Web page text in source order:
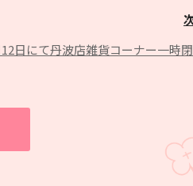
日にて丹波店雑貨コーナー一時